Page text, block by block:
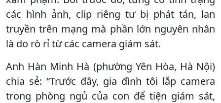
các hình ảnh, clip riêng tư bị phát tán, lan
truyền trên mạng mà phần lớn nguyên nhân
là do rò rỉ từ các camera giám sát.
Anh Hàn Minh Hà (phường Yên Hòa, Hà Nội)
chia sẻ: “Trước đây, gia đình tôi lắp camera
trong phòng ngủ của con để tiện giám sát,